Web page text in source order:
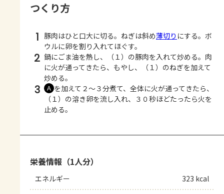
つくり方
1 豚肉はひと口大に切る。ねぎは斜め薄切り にする。ボ
ウルに卵を割り入れてほぐす。
2 鍋にごま油を熱し、（１）の豚肉を入れて炒める。肉
に火が通ってきたら、もやし、（１）のねぎを加えて
炒める。
3 Ａ を加えて２～３分煮て、全体に火が通ってきたら、
（１）の溶き卵を流し入れ、３０秒ほどたったら火を
止める。
栄養情報（1人分）
エネルギー 323 kcal